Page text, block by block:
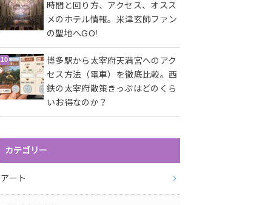
時間と回り方、アクセス、オスス
メのホテル情報。米津玄師ファン
の聖地へGO!
博多駅から太宰府天満宮へのアク
セス方法（電車）を徹底比較。西
鉄の太宰府散策きっぷはどのくら
いお得なのか？
カテゴリー
アート